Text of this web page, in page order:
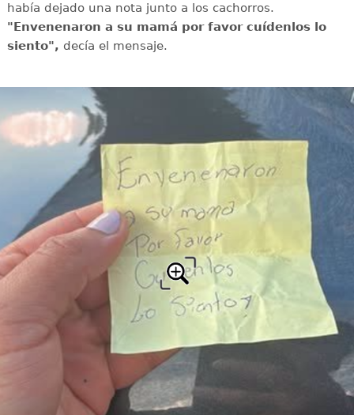
había dejado una nota junto a los cachorros.
"Envenenaron a su mamá por favor cuídenlos lo
siento", decía el mensaje.